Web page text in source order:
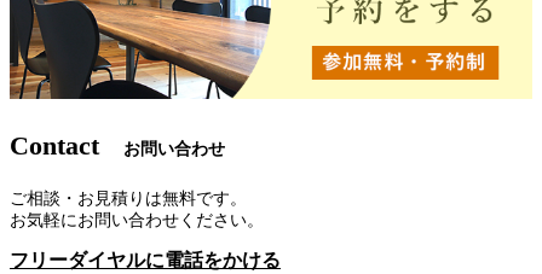
Contact お問い合わせ
ご相談・お見積りは無料です。
お気軽にお問い合わせください。
フリーダイヤルに電話をかける